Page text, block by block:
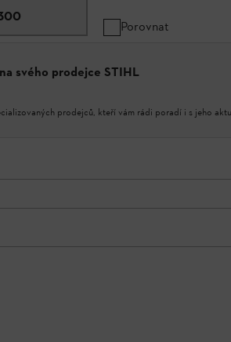
Porovnat
svého prodejce STIHL
prodejců, kteří vám rádi poradí i s jeho